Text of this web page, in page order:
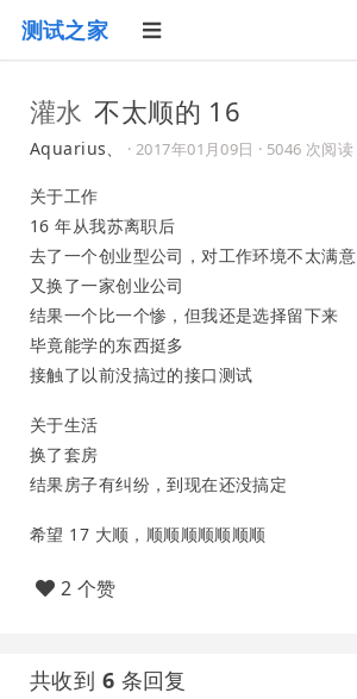
测试之家
灌水 不太顺的 16
Aquarius、 ·2017年01月09日 · 5046 次阅读
关于工作
16 年从我苏离职后
去了一个创业型公司，对工作环境不太满意
又换了一家创业公司
结果一个比一个惨，但我还是选择留下来
毕竟能学的东西挺多
接触了以前没搞过的接口测试
关于生活
换了套房
结果房子有纠纷，到现在还没搞定
希望 17 大顺，顺顺顺顺顺顺顺
2 个赞
共收到 6 条回复